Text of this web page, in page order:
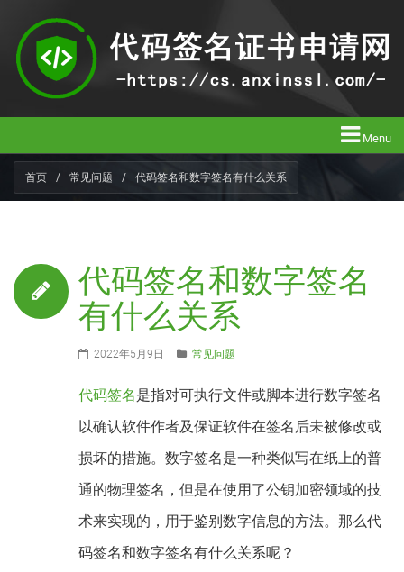
Menu
首页 / 常见问题 / 代码签名和数字签名有什么关系
代码签名和数字签名
有什么关系
2022年5月9日 常见问题
代码签名是指对可执行文件或脚本进行数字签名
以确认软件作者及保证软件在签名后未被修改或
损坏的措施。数字签名是一种类似写在纸上的普
通的物理签名，但是在使用了公钥加密领域的技
术来实现的，用于鉴别数字信息的方法。那么代
码签名和数字签名有什么关系呢？